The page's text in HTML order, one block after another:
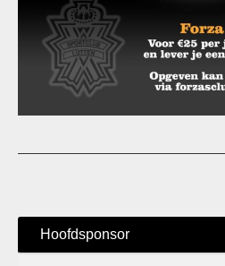
Hoofdsponsor